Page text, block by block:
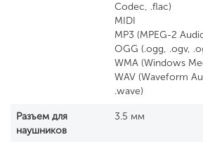
Codec, .flac)
MIDI
MP3 (MPEG-2
OGG (.ogg, .ogv,
WMA (Windows
WAV (Waveform
.wave)
Разъем для
наушников
3.5 мм